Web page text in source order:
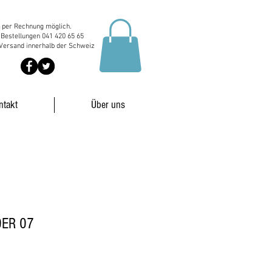
per Rechnung möglich.
041 420 65 65
innerhalb der Schweiz
Über uns
07